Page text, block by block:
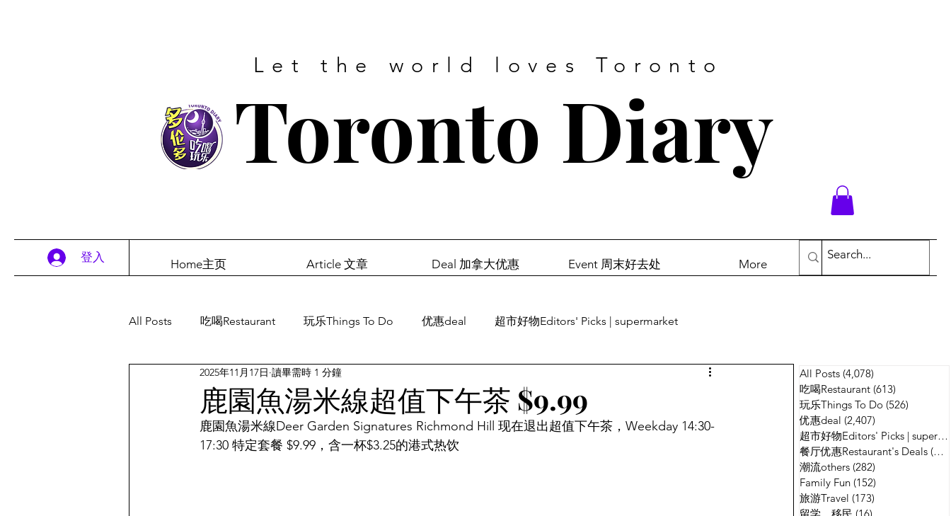
Let the world loves Toronto
Toronto Diary
登入 Home主页 Article 文章 Deal 加拿大优惠 Event 周末好去处 More
All Posts 吃喝Restaurant 玩乐Things To Do 优惠deal 超市好物Editors' Picks | supermarket
餐厅优惠Restaurant's Deals 潮流others 广告
鹿園魚湯米線超值下午茶 $9.99
2025年11月17日 讀畢需時 1 分鐘
鹿園魚湯米線Deer Garden Signatures Richmond Hill 现在退出超值下午茶，Weekday 14:30-
17:30 特定套餐 $9.99，含一杯$3.25的港式热饮
All Posts (4,078)
吃喝Restaurant (613)
玩乐Things To Do (526)
优惠deal (2,407)
超市好物Editors' Picks | supermarket
餐厅优惠Restaurant's Deals (134)
潮流others (282)
Family Fun (152)
旅游Travel (173)